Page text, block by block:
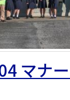
マナ